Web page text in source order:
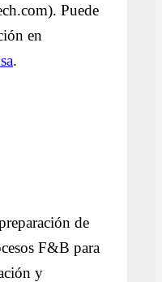
Puede
en
.
de
F&B para
y